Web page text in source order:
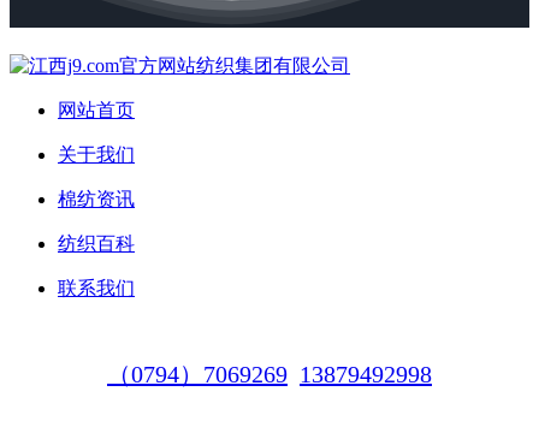
网站首页
关于我们
棉纺资讯
纺织百科
联系我们
（0794）7069269 13879492998